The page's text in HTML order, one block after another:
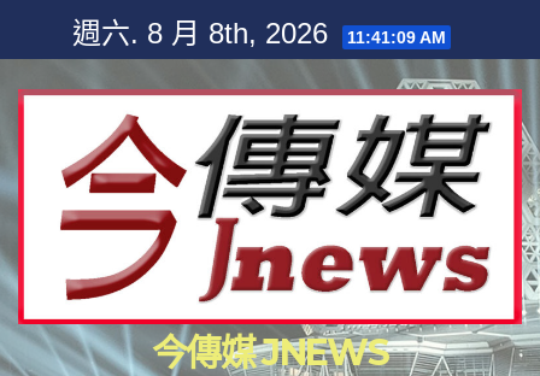
content
週六. 8 月 8th, 2026 11:41:10 AM
今傳媒 JNEWS